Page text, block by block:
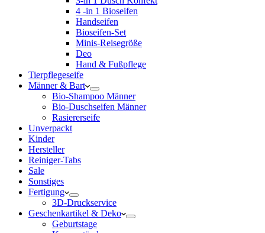
4 -in 1 Bioseifen
Handseifen
Bioseifen-Set
Minis-Reisegröße
Deo
Hand & Fußpflege
Tierpflegeseife
Männer & Bart
Bio-Shampoo Männer
Bio-Duschseifen Männer
Rasiererseife
Unverpackt
Kinder
Hersteller
Reiniger-Tabs
Sale
Sonstiges
Fertigung
3D-Druckservice
Geschenkartikel & Deko
Geburtstage